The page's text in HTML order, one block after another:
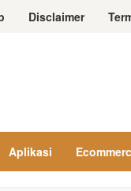
Disclaimer
Aplikasi